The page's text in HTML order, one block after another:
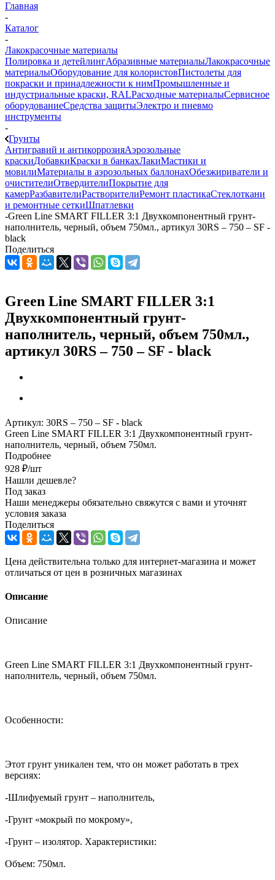
Главная
-
Каталог
-
Лакокрасочные материалы
Полировка и детейлингАбразивные материалыЛакокрасочные
материалыОборудование для колористовПистолеты для
покраски и принадлежности к нимПромышленные и
индустриальные краски, RALРасходные материалыСервисное
оборудованиеСредства защитыЭлектро и пневмо
инструменты
-
Грунты
Антигравий и антикоррозияАэрозольные
краскиДобавкиКраски в банкахЛакиМастики и
мовилиМатериалы в аэрозольных баллонахОбезжириватели и
очистителиОтвердителиПокрытие для
камерРазбавителиРастворителиРемонт пластикаСтеклоткани
и ремонтные сеткиШпатлевки
-Green Line SMART FILLER 3:1 Двухкомпонентный грунт-
наполнитель, черный, объем 750мл., артикул 30RS – 750 – SF -
black
Поделиться
Green Line SMART FILLER 3:1
Двухкомпонентный грунт-
наполнитель, черный, объем 750мл.,
артикул 30RS – 750 – SF - black
Артикул: 30RS – 750 – SF - black
Green Line SMART FILLER 3:1 Двухкомпонентный грунт-
наполнитель, черный, объем 750мл.
Подробнее
928 ₽/шт
Нашли дешевле?
Под заказ
Наши менеджеры обязательно свяжутся с вами и уточнят
условия заказа
Поделиться
Цена действительна только для интернет-магазина и может
отличаться от цен в розничных магазинах
Описание
Описание
Green Line SMART FILLER 3:1 Двухкомпонентный грунт-
наполнитель, черный, объем 750мл.
Особенности:
Этот грунт уникален тем, что он может работать в трех
версиях:
-Шлифуемый грунт – наполнитель,
-Грунт «мокрый по мокрому»,
-Грунт – изолятор. Характеристики:
Объем: 750мл.